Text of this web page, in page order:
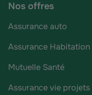
Nos offres
Assurance auto
Assurance Habitation
Mutuelle Santé
Assurance vie projets